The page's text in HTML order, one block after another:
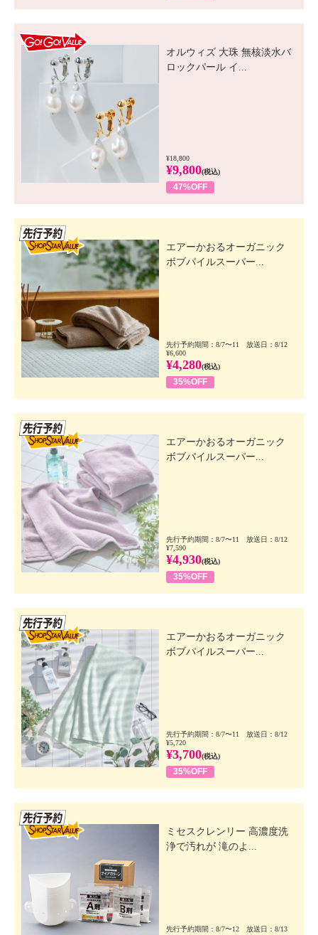
オルウィズ 大珠 無核淡水バ
ロックパール イ...
¥18,800
¥9,800(税込)
47%OFF
エアーかおるオーガニック
ボブパイルスーパー...
先行予約期間：8/7〜11 放送日：8/12
¥6,600
¥4,280(税込)
35%OFF
エアーかおるオーガニック
ボブパイルスーパー...
先行予約期間：8/7〜11 放送日：8/12
¥7,590
¥4,930(税込)
35%OFF
エアーかおるオーガニック
ボブパイルスーパー...
先行予約期間：8/7〜11 放送日：8/12
¥5,720
¥3,700(税込)
35%OFF
ミセスクレンリー 高濃度洗
浄で汚れが 滝のよ...
先行予約期間：8/7〜12 放送日：8/13